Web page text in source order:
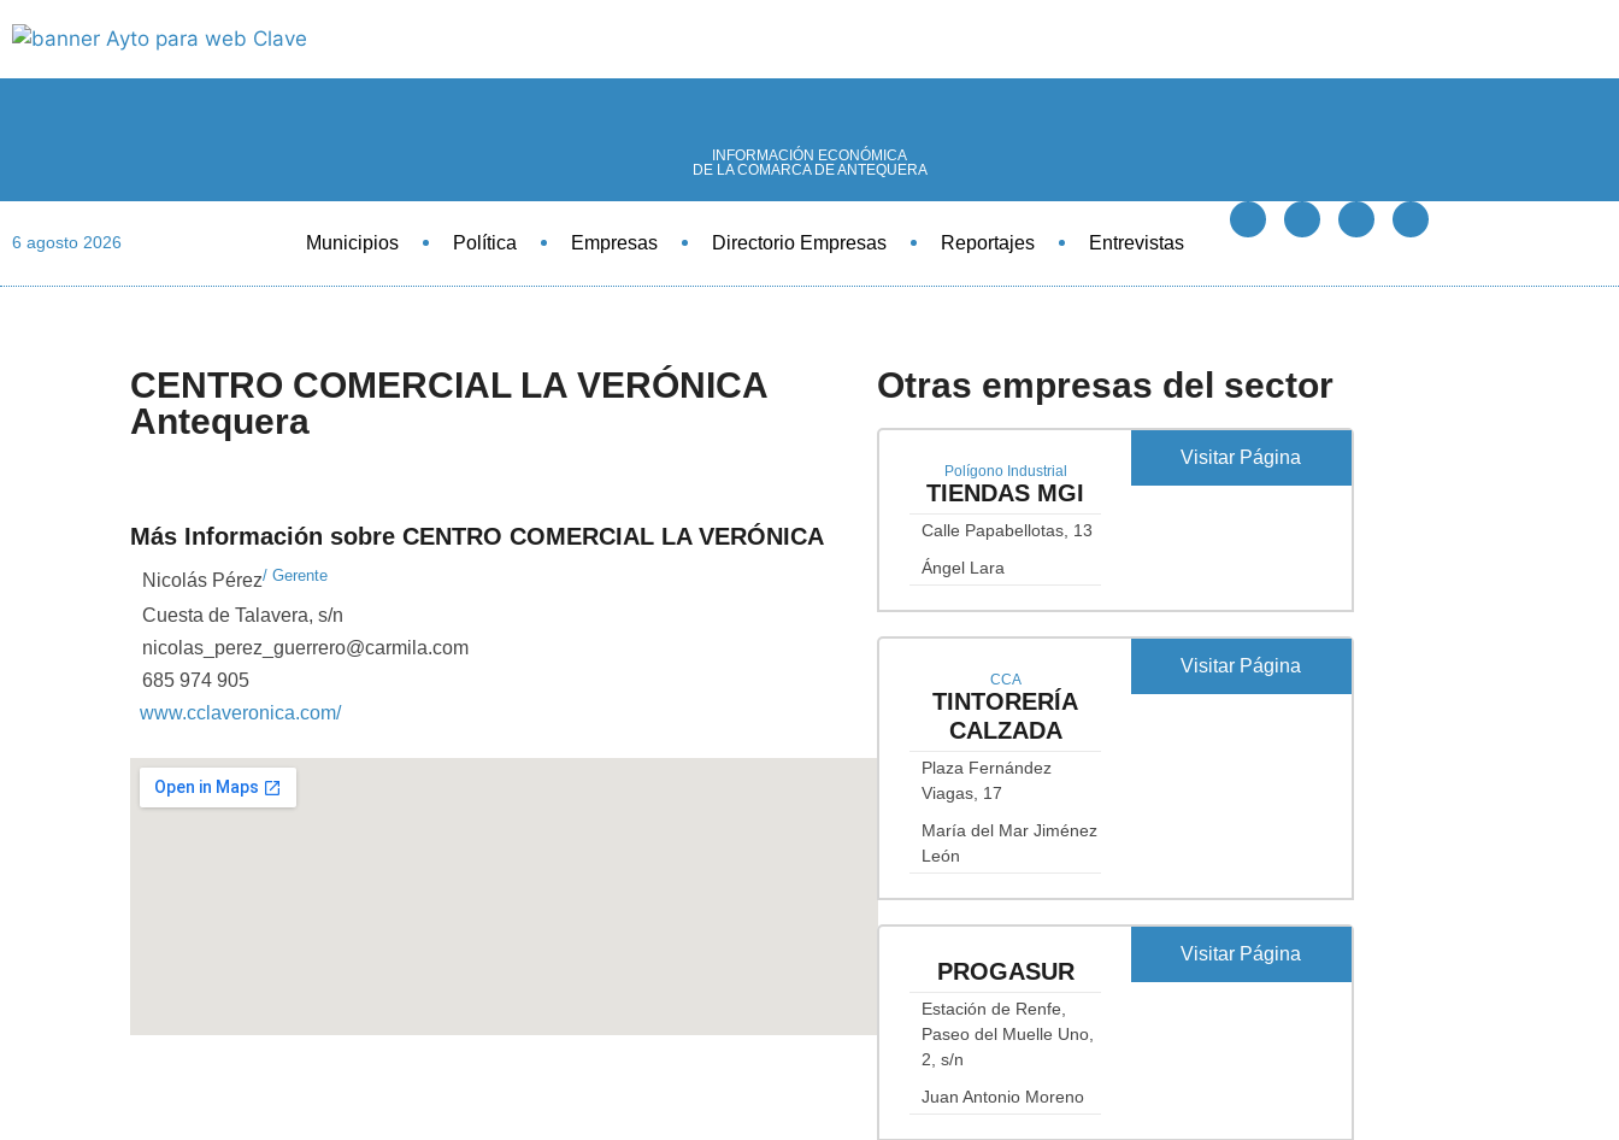
INFORMACIÓN ECONÓMICA
DE LA COMARCA DE ANTEQUERA
6 agosto 2026 Municipios Política Empresas Directorio Empresas Reportajes Entrevistas
CENTRO COMERCIAL LA VERÓNICA
Antequera
Más Información sobre CENTRO COMERCIAL LA VERÓNICA
Nicolás Pérez/ Gerente
Cuesta de Talavera, s/n
nicolas_perez_guerrero@carmila.com
685 974 905
www.cclaveronica.com/
Otras empresas del sector
Polígono Industrial
TIENDAS MGI
Calle Papabellotas, 13
Ángel Lara
Visitar Página
CCA
TINTORERÍA
CALZADA
Plaza Fernández
Viagas, 17
María del Mar Jiménez
León
Visitar Página
PROGASUR
Estación de Renfe,
Paseo del Muelle Uno,
2, s/n
Juan Antonio Moreno
Visitar Página